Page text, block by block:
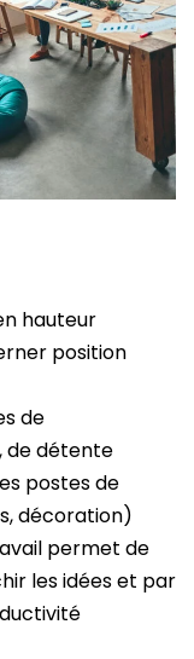
hauteur
position
de
de détente
postes de
décoration)
permet de
les idées et par